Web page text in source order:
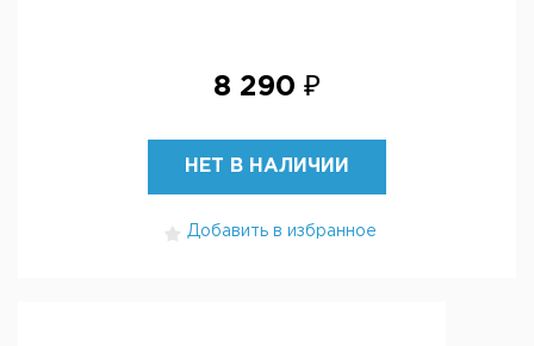
8 290 ₽
НЕТ В НАЛИЧИИ
Добавить в избранное